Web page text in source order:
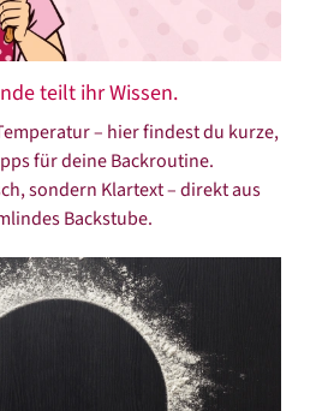
teilt ihr Wissen.
– hier findest du kurze,
für deine Backroutine.
sondern Klartext – direkt aus
Backstube.